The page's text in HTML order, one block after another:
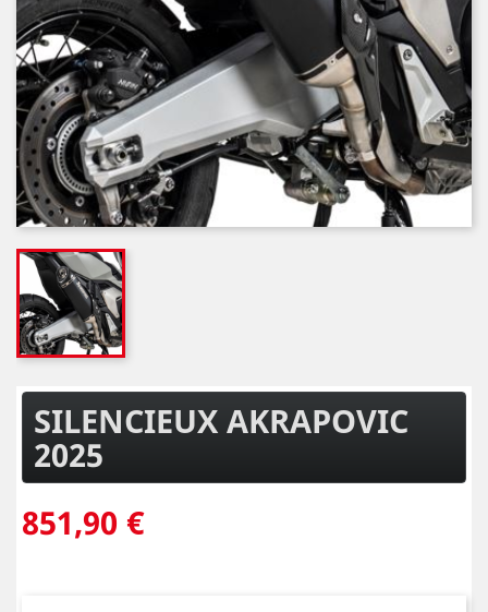
SILENCIEUX AKRAPOVIC
2025
851,90 €